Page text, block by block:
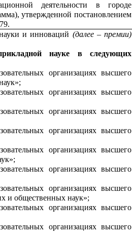
деятельности в городе
утвержденной постановлением
и инноваций (далее – премии)
науке в следующих
организациях высшего
организациях высшего
организациях высшего
организациях высшего
организациях высшего
организациях высшего
организациях высшего
и общественных наук»;
организациях высшего
организациях высшего